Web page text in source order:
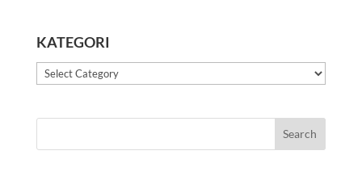
KATEGORI
Kategori